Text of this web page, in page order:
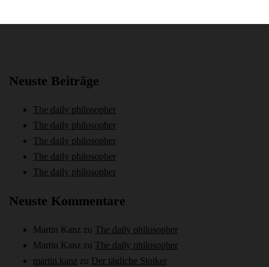
Neuste Beiträge
The daily philosopher
The daily philosopher
The daily philosopher
The daily philosopher
The daily philosopher
Neuste Kommentare
Martin Kanz zu The daily philosopher
Martin Kanz zu The daily philosopher
martin.kanz zu Der tägliche Stoiker